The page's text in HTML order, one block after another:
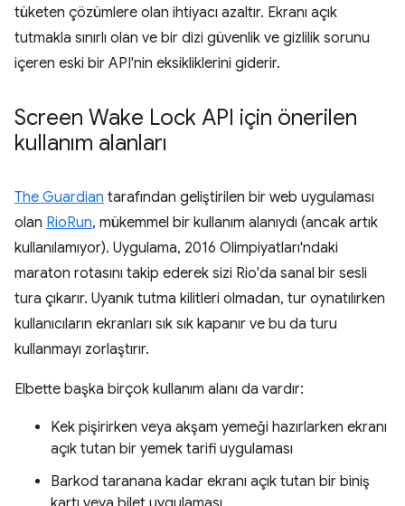
tüketen çözümlere olan ihtiyacı azaltır. Ekranı açık
tutmakla sınırlı olan ve bir dizi güvenlik ve gizlilik sorunu
içeren eski bir API'nin eksikliklerini giderir.
Screen Wake Lock API için önerilen
kullanım alanları
The Guardian tarafından geliştirilen bir web uygulaması
olan RioRun, mükemmel bir kullanım alanıydı (ancak artık
kullanılamıyor). Uygulama, 2016 Olimpiyatları'ndaki
maraton rotasını takip ederek sizi Rio'da sanal bir sesli
tura çıkarır. Uyanık tutma kilitleri olmadan, tur oynatılırken
kullanıcıların ekranları sık sık kapanır ve bu da turu
kullanmayı zorlaştırır.
Elbette başka birçok kullanım alanı da vardır:
Kek pişirirken veya akşam yemeği hazırlarken ekranı
açık tutan bir yemek tarifi uygulaması
Barkod taranana kadar ekranı açık tutan bir biniş